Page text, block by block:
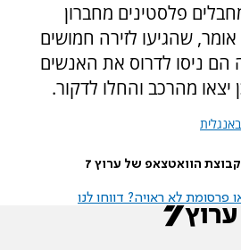
פלסטינים מחברון
שהגיעו לזירה חמושים
הם ניסו לדרוס את האנשים
מהרכב והחלו לדקור.
הוואטצאפ של ערוץ 7
לא ראויה? דווחו לנו